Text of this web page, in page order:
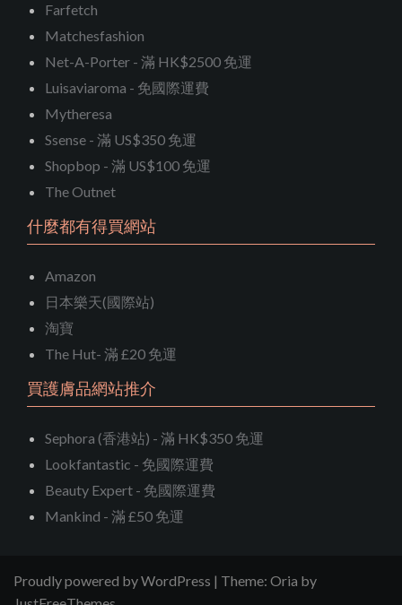
Farfetch
Matchesfashion
Net-A-Porter - 滿 HK$2500 免運
Luisaviaroma - 免國際運費
Mytheresa
Ssense - 滿 US$350 免運
Shopbop - 滿 US$100 免運
The Outnet
什麼都有得買網站
Amazon
日本樂天(國際站)
淘寶
The Hut- 滿 £20 免運
買護膚品網站推介
Sephora (香港站) - 滿 HK$350 免運
Lookfantastic - 免國際運費
Beauty Expert - 免國際運費
Mankind - 滿 £50 免運
Proudly powered by WordPress | Theme: Oria by